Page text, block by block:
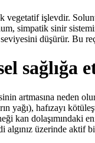
işlevdir.
simpatik sinir
düşürür. Bu
sağlığa
artmasına neden
yağı), hafızayı
kan dolaşımındaki
üzerinde aktif bir